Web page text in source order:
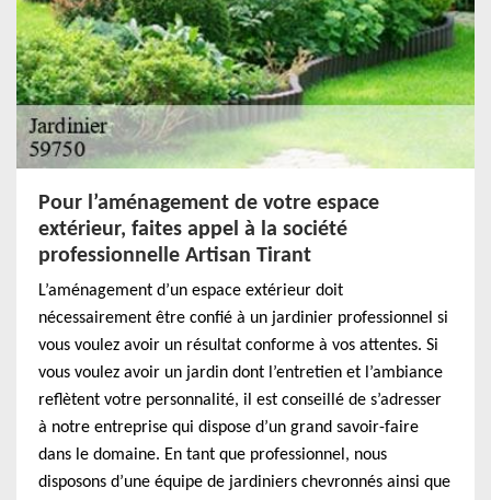
Pour l’aménagement de votre espace
extérieur, faites appel à la société
professionnelle Artisan Tirant
L’aménagement d’un espace extérieur doit
nécessairement être confié à un jardinier professionnel si
vous voulez avoir un résultat conforme à vos attentes. Si
vous voulez avoir un jardin dont l’entretien et l’ambiance
reflètent votre personnalité, il est conseillé de s’adresser
à notre entreprise qui dispose d’un grand savoir-faire
dans le domaine. En tant que professionnel, nous
disposons d’une équipe de jardiniers chevronnés ainsi que